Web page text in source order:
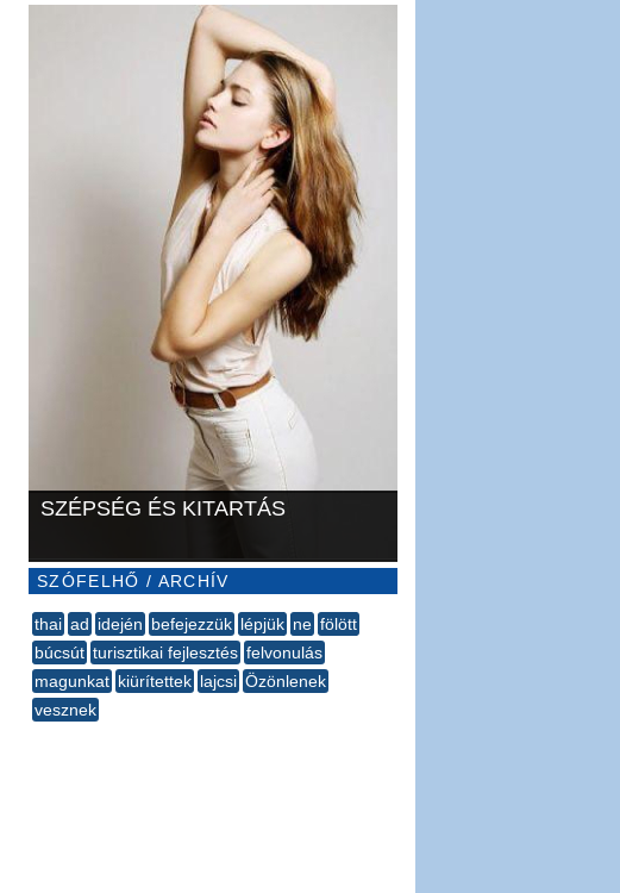
SZÉPSÉG ÉS KITARTÁS
SZÓFELHŐ / ARCHÍV
thai ad idején befejezzük lépjük ne fölött
búcsút turisztikai fejlesztés felvonulás
magunkat kiürítettek lajcsi Özönlenek
vesznek